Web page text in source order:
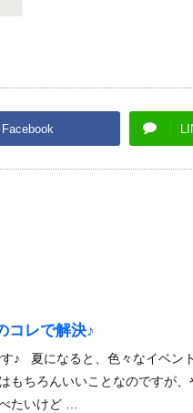
Facebook
コレで解決♪
♪ 夏になると、色々なイベン
もちろんいいことなのですが
たいけど …